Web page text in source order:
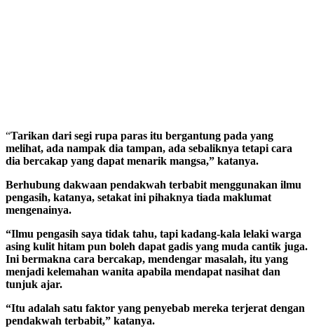
“Tarikan dari segi rupa paras itu bergantung pada yang
melihat, ada nampak dia tampan, ada sebaliknya tetapi cara
dia bercakap yang dapat menarik mangsa,” katanya.
Berhubung dakwaan pendakwah terbabit menggunakan ilmu
pengasih, katanya, setakat ini pihaknya tiada maklumat
mengenainya.
“Ilmu pengasih saya tidak tahu, tapi kadang-kala lelaki warga
asing kulit hitam pun boleh dapat gadis yang muda cantik juga.
Ini bermakna cara bercakap, mendengar masalah, itu yang
menjadi kelemahan wanita apabila mendapat nasihat dan
tunjuk ajar.
“Itu adalah satu faktor yang penyebab mereka terjerat dengan
pendakwah terbabit,” katanya.